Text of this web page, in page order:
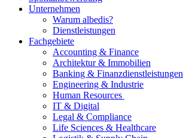
Unternehmen
Warum albedis?
Dienstleistungen
Fachgebiete
Accounting & Finance
Architektur & Immobilien
Banking & Finanzdienstleistungen
Engineering & Industrie
Human Resources
IT & Digital
Legal & Compliance
Life Sciences & Healthcare